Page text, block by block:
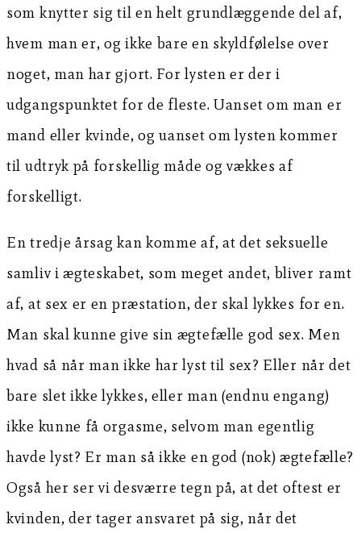
som knytter sig til en helt grundlæggende del af,
hvem man er, og ikke bare en skyldfølelse over
noget, man har gjort. For lysten er der i
udgangspunktet for de fleste. Uanset om man er
mand eller kvinde, og uanset om lysten kommer
til udtryk på forskellig måde og vækkes af
forskelligt.
En tredje årsag kan komme af, at det seksuelle
samliv i ægteskabet, som meget andet, bliver ramt
af, at sex er en præstation, der skal lykkes for en.
Man skal kunne give sin ægtefælle god sex. Men
hvad så når man ikke har lyst til sex? Eller når det
bare slet ikke lykkes, eller man (endnu engang)
ikke kunne få orgasme, selvom man egentlig
havde lyst? Er man så ikke en god (nok) ægtefælle?
Også her ser vi desværre tegn på, at det oftest er
kvinden, der tager ansvaret på sig, når det